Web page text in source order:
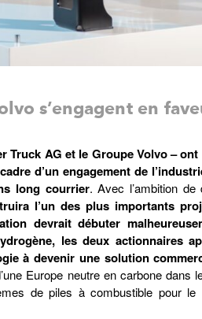
s’engagent en
Truck AG et le Groupe Volvo –
d’un engagement de
long courrier. Avec l’ambition
l’un des plus importants
devrait débuter
les deux actionnaires
à devenir une solution
Europe neutre en carbone dans
de piles à combustible pour le